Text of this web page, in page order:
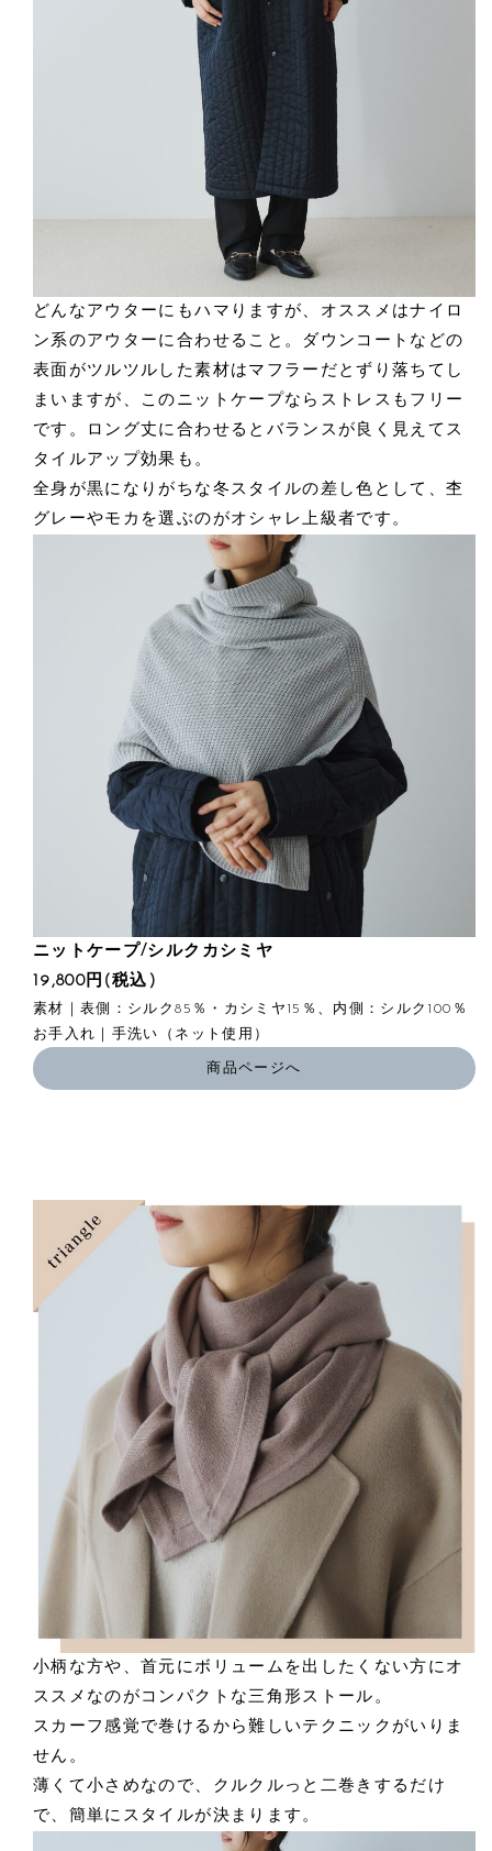
どんなアウターにもハマりますが、オススメはナイロ
ン系のアウターに合わせること。ダウンコートなどの
表面がツルツルした素材はマフラーだとずり落ちてし
まいますが、このニットケープならストレスもフリー
です。ロング丈に合わせるとバランスが良く見えてス
タイルアップ効果も。
全身が黒になりがちな冬スタイルの差し色として、杢
グレーやモカを選ぶのがオシャレ上級者です。
ニットケープ/シルクカシミヤ
19,800円(税込)
素材｜表側：シルク85％・カシミヤ15％、内側：シルク100％
お手入れ｜手洗い（ネット使用）
商品ページへ
小柄な方や、首元にボリュームを出したくない方にオ
ススメなのがコンパクトな三角形ストール。
スカーフ感覚で巻けるから難しいテクニックがいりま
せん。
薄くて小さめなので、クルクルっと二巻きするだけ
で、簡単にスタイルが決まります。